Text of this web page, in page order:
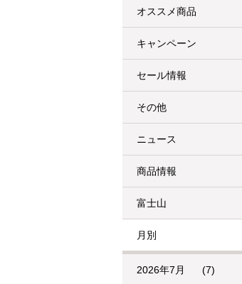
オススメ商品
キャンペーン
セール情報
その他
ニュース
商品情報
富士山
月別
2026年7月 (7)